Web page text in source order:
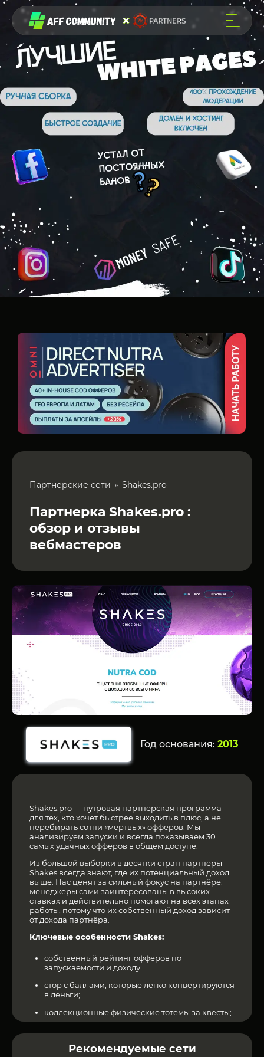
Партнерские сети Shakes.pro
Партнерка Shakes.pro :
обзор и отзывы
вебмастеров
Год основания:2013
Shakes.pro — нутровая партнёрская программа
для тех, кто хочет быстрее выходить в плюс, а не
перебирать сотни «мёртвых» офферов. Мы
анализируем запуски и всегда показываем 30
самых удачных офферов в общем доступе.
Из большой выборки в десятки стран партнёры
Shakes всегда знают, где их потенциальный доход
выше. Нас ценят за сильный фокус на партнёре:
менеджеры сами заинтересованы в высоких
ставках и действительно помогают на всех этапах
работы, потому что их собственный доход зависит
от дохода партнёра.
Ключевые особенности Shakes:
собственный рейтинг офферов по
запускаемости и доходу
стор с баллами, которые легко конвертируются
в деньги;
коллекционные физические тотемы за квесты;
мерчём и рядом других приятных полезностей;
Рекомендуемые сети